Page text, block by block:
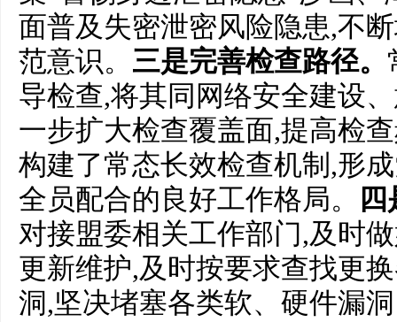
面普及失密泄密风险隐患,不
范意识。 三是完善检查路径。
导检查,将其同网络安全建设
一步扩大检查覆盖面,提高检
构建了常态长效检查机制,形
全员配合的良好工作格局。
对接盟委相关工作部门,及时
更新维护,及时按要求查找更
洞,坚决堵塞各类软、硬件漏